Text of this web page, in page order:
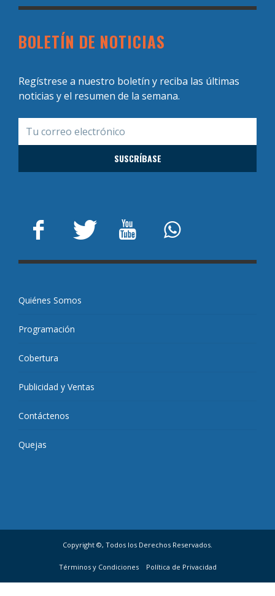
BOLETÍN DE NOTICIAS
Regístrese a nuestro boletín y reciba las últimas
noticias y el resumen de la semana.
Quiénes Somos
Programación
Cobertura
Publicidad y Ventas
Contáctenos
Quejas
Copyright ©, Todos los Derechos Reservados.
Términos y Condiciones Política de Privacidad